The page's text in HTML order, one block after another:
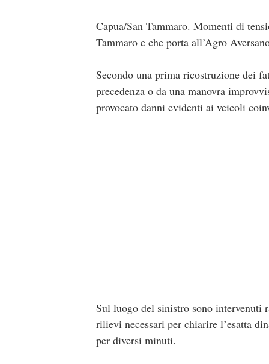
Capua/San Tammaro. Momenti di
Tammaro e che porta all’Agro
Secondo una prima ricostruzione dei
precedenza o da una manovra
provocato danni evidenti ai veicoli
Sul luogo del sinistro sono intervenuti
rilievi necessari per chiarire l’esatta
per diversi minuti.